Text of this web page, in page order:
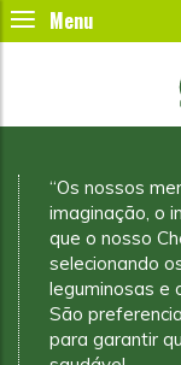
“Os nossos
imaginação, o
que o nosso
selecionando
leguminosas e
São
para garantir